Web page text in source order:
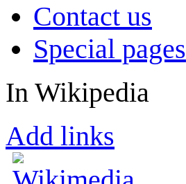
Contact us
Special pages
In Wikipedia
Add links